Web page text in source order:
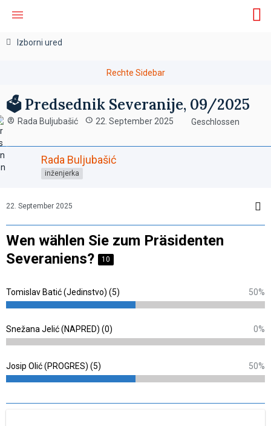
Izborni ured
🗳️ Predsednik Severanije, 09/2025
Rada Buljubašić 22. September 2025 Geschlossen
Rada Buljubašić
inženjerka
22. September 2025
Wen wählen Sie zum Präsidenten
Severaniens?
10
Tomislav Batić (Jedinstvo) (5) 50%
Snežana Jelić (NAPRED) (0) 0%
Josip Olić (PROGRES) (5) 50%